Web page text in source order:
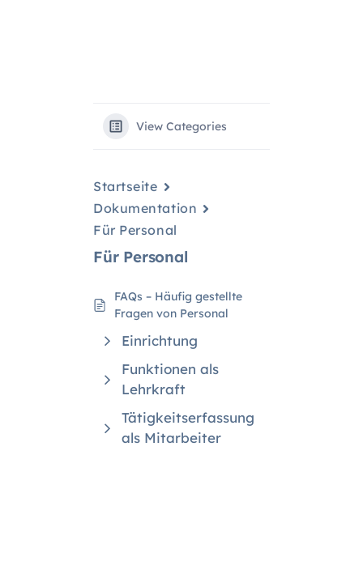
View Categories
Startseite
Dokumentation
Für Personal
Für Personal
FAQs – Häufig gestellte
Fragen von Personal
Einrichtung
Funktionen als
Lehrkraft
Tätigkeitserfassung
als Mitarbeiter